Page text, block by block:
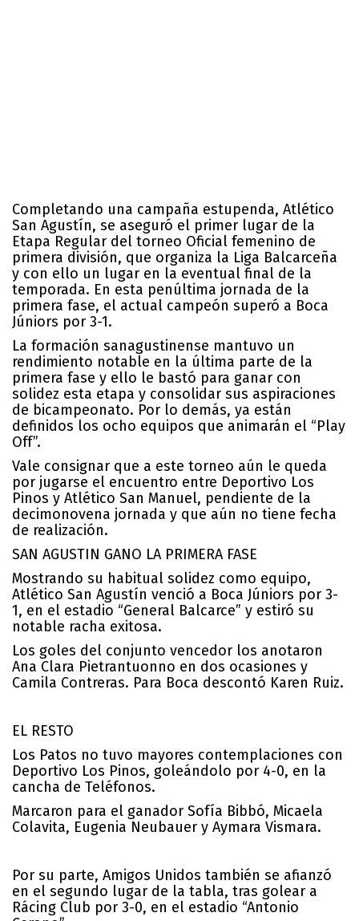
Completando una campaña estupenda, Atlético
San Agustín, se aseguró el primer lugar de la
Etapa Regular del torneo Oficial femenino de
primera división, que organiza la Liga Balcarceña
y con ello un lugar en la eventual final de la
temporada. En esta penúltima jornada de la
primera fase, el actual campeón superó a Boca
Júniors por 3-1.
La formación sanagustinense mantuvo un
rendimiento notable en la última parte de la
primera fase y ello le bastó para ganar con
solidez esta etapa y consolidar sus aspiraciones
de bicampeonato. Por lo demás, ya están
definidos los ocho equipos que animarán el “Play
Off”.
Vale consignar que a este torneo aún le queda
por jugarse el encuentro entre Deportivo Los
Pinos y Atlético San Manuel, pendiente de la
decimonovena jornada y que aún no tiene fecha
de realización.
SAN AGUSTIN GANO LA PRIMERA FASE
Mostrando su habitual solidez como equipo,
Atlético San Agustín venció a Boca Júniors por 3-
1, en el estadio “General Balcarce” y estiró su
notable racha exitosa.
Los goles del conjunto vencedor los anotaron
Ana Clara Pietrantuonno en dos ocasiones y
Camila Contreras. Para Boca descontó Karen Ruiz.
EL RESTO
Los Patos no tuvo mayores contemplaciones con
Deportivo Los Pinos, goleándolo por 4-0, en la
cancha de Teléfonos.
Marcaron para el ganador Sofía Bibbó, Micaela
Colavita, Eugenia Neubauer y Aymara Vismara.
Por su parte, Amigos Unidos también se afianzó
en el segundo lugar de la tabla, tras golear a
Rácing Club por 3-0, en el estadio “Antonio